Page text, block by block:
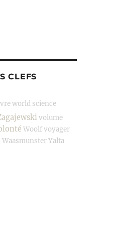
CLEFS
world science
volume
Woolfvoyager
WaasmunsterYalta